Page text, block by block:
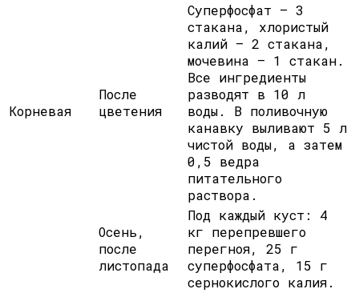
Корневая
После
цветения
Суперфосфат — 3
стакана, хлористый
калий — 2 стакана,
мочевина — 1 стакан.
Все ингредиенты
разводят в 10 л
воды. В поливочную
канавку выливают 5 л
чистой воды, а затем
0,5 ведра
питательного
раствора.
Осень,
после
листопада
Под каждый куст: 4
кг перепревшего
перегноя, 25 г
суперфосфата, 15 г
сернокислого калия.